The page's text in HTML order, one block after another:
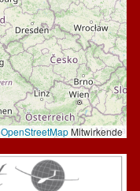
OpenStreetMapMitwirkende